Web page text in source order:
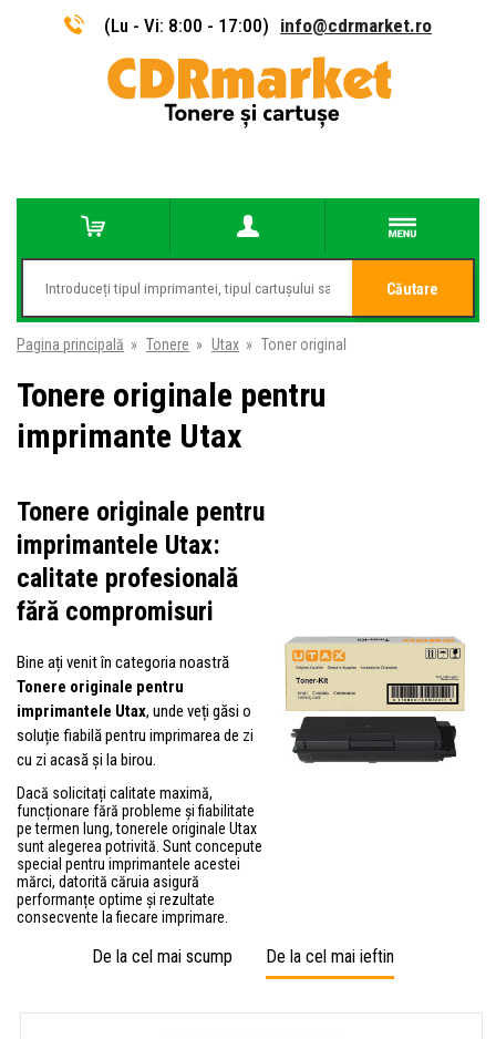
(Lu - Vi: 8:00 - 17:00) info@cdrmarket.ro
Căutare
Pagina principală » Tonere » Utax » Toner original
Tonere originale pentru
imprimante Utax
Tonere originale pentru
imprimantele Utax:
calitate profesională
fără compromisuri
Bine ați venit în categoria noastră
Tonere originale pentru
imprimantele Utax, unde veți găsi o
soluție fiabilă pentru imprimarea de zi
cu zi acasă și la birou.
Dacă solicitați calitate maximă,
funcționare fără probleme și fiabilitate
pe termen lung, tonerele originale Utax
sunt alegerea potrivită. Sunt concepute
special pentru imprimantele acestei
mărci, datorită căruia asigură
performanțe optime și rezultate
consecvente la fiecare imprimare.
De la cel mai scump De la cel mai ieftin